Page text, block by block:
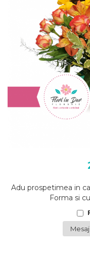
Adu prospetimea in
Forma si